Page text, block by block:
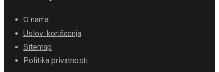
O nama
Uslovi korišćenja
Sitemap
Politika privatnosti